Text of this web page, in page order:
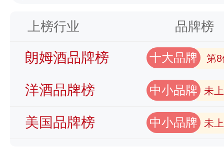
上榜行业 品牌榜
朗姆酒品牌榜 十大品牌 第8
洋酒品牌榜 中小品牌 未
美国品牌榜 中小品牌 未